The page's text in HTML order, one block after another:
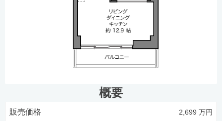
概要
販売価格 2,699 万円